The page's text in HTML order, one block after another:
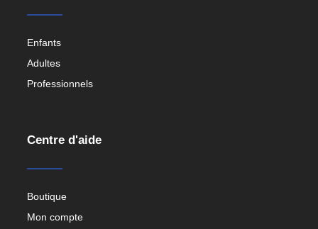
Enfants
Adultes
Professionnels
Centre d'aide
Boutique
Mon compte